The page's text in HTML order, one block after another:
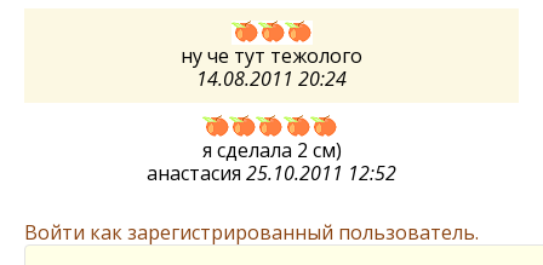
ну че тут тежолого
14.08.2011 20:24
я сделала 2 см)
анастасия 25.10.2011 12:52
Войти как зарегистрированный пользователь.